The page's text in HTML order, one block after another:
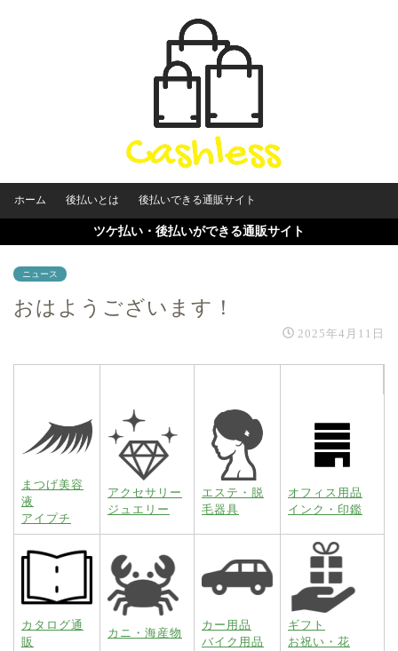
ホーム 後払いとは 後払いできる通販サイト
ツケ払い・後払いができる通販サイト
ニュース
おはようございます！
2025年4月11日
まつげ美容
液
アイプチ
アクセサリー
ジュエリー
エステ・脱
毛器具
オフィス用品
インク・印鑑
カタログ通
販
カニ・海産物
カー用品
バイク用品
ギフト
お祝い・花